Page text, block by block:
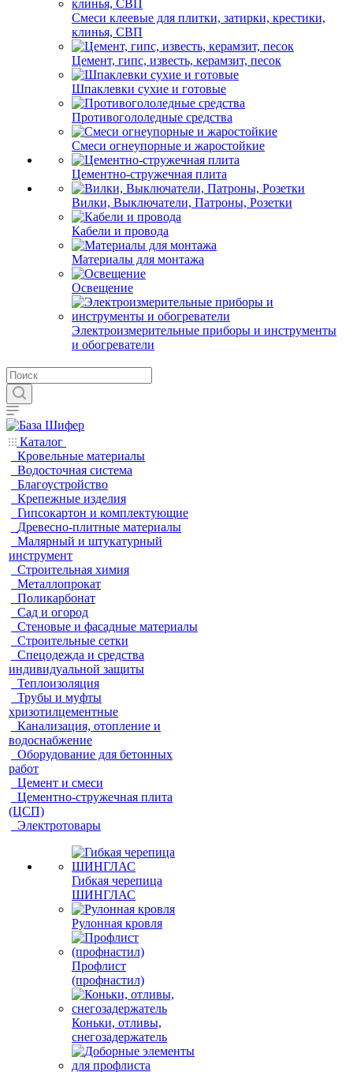
Смеси клеевые для плитки, затирки, крестики,
клинья, СВП
Цемент, гипс, известь, керамзит, песок
Шпаклевки сухие и готовые
Противогололедные средства
Смеси огнеупорные и жаростойкие
Цементно-стружечная плита
Вилки, Выключатели, Патроны, Розетки
Кабели и провода
Материалы для монтажа
Освещение
Электроизмерительные приборы и инструменты
и обогреватели
Каталог
Кровельные материалы
Водосточная система
Благоустройство
Крепежные изделия
Гипсокартон и комплектующие
Древесно-плитные материалы
Малярный и штукатурный
инструмент
Строительная химия
Металлопрокат
Поликарбонат
Сад и огород
Стеновые и фасадные материалы
Строительные сетки
Спецодежда и средства
индивидуальной защиты
Теплоизоляция
Трубы и муфты
хризотилцементные
Канализация, отопление и
водоснабжение
Оборудование для бетонных
работ
Цемент и смеси
Цементно-стружечная плита
(ЦСП)
Электротовары
Гибкая черепица
ШИНГЛАС
Рулонная кровля
Профлист
(профнастил)
Коньки, отливы,
снегозадержатель